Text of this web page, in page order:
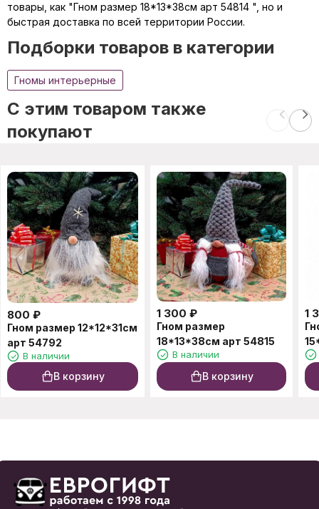
товары, как "Гном размер 18*13*38см арт 54814 ", но и
быстрая доставка по всей территории России.
Подборки товаров в категории
Гномы интерьерные
C этим товаром также
покупают
800 ₽
Гном размер 12*12*31см
арт 54792
В наличии
В корзину
1 300 ₽
Гном размер
18*13*38см арт 54815
В наличии
В корзину
1